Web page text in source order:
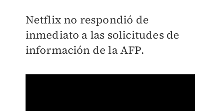
Netflix no respondió de
inmediato a las solicitudes de
información de la AFP.